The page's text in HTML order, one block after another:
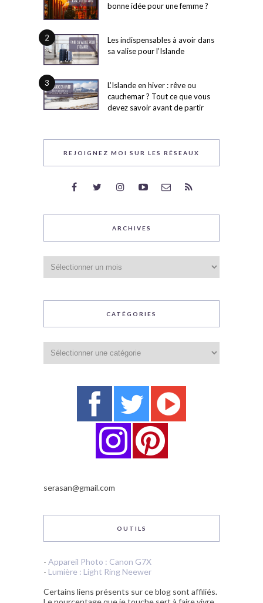
bonne idée pour une femme ?
2
Les indispensables à avoir dans
sa valise pour l’Islande
3
L’Islande en hiver : rêve ou
cauchemar ? Tout ce que vous
devez savoir avant de partir
REJOIGNEZ MOI SUR LES RÉSEAUX
ARCHIVES
CATÉGORIES
serasan@gmail.com
OUTILS
- Appareil Photo : Canon G7X
- Lumière : Light Ring Neewer
Certains liens présents sur ce blog sont affiliés.